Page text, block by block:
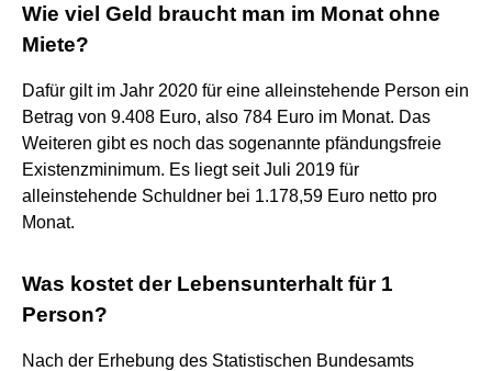
Wie viel Geld braucht man im Monat ohne
Miete?
Dafür gilt im Jahr 2020 für eine alleinstehende Person ein
Betrag von 9.408 Euro, also 784 Euro im Monat. Das
Weiteren gibt es noch das sogenannte pfändungsfreie
Existenzminimum. Es liegt seit Juli 2019 für
alleinstehende Schuldner bei 1.178,59 Euro netto pro
Monat.
Was kostet der Lebensunterhalt für 1
Person?
Nach der Erhebung des Statistischen Bundesamts